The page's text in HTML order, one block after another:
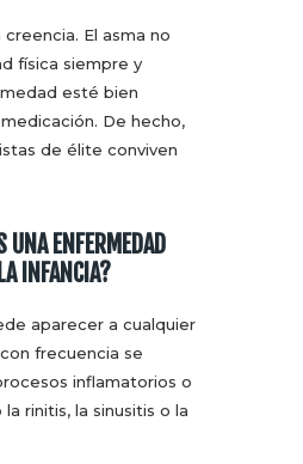
creencia. El asma no
física siempre y
esté bien
De hecho,
de élite conviven
UNA ENFERMEDAD
INFANCIA?
aparecer a cualquier
frecuencia se
inflamatorios o
rinitis, la sinusitis o la